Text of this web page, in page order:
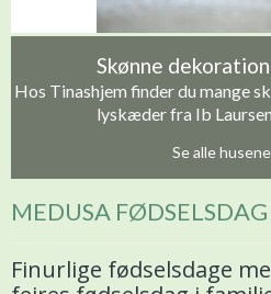
Skønne
Hos Tinashjem finder du mange
lyskæder fra Ib
Se alle
MEDUSA FØDSELSDAG
Finurlige fødselsdage